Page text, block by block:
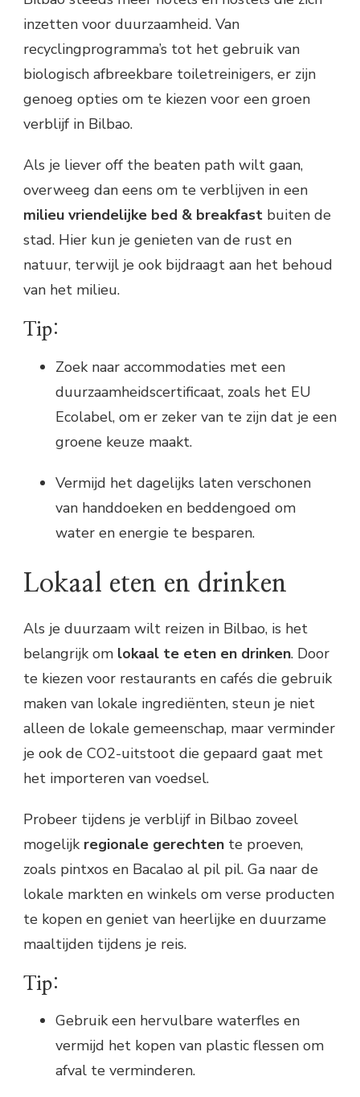
inzetten voor duurzaamheid. Van
recyclingprogramma’s tot het gebruik van
biologisch afbreekbare toiletreinigers, er zijn
genoeg opties om te kiezen voor een groen
verblijf in Bilbao.
Als je liever off the beaten path wilt gaan,
overweeg dan eens om te verblijven in een
milieu vriendelijke bed & breakfast buiten de
stad. Hier kun je genieten van de rust en
natuur, terwijl je ook bijdraagt aan het behoud
van het milieu.
Tip:
Zoek naar accommodaties met een
duurzaamheidscertificaat, zoals het EU
Ecolabel, om er zeker van te zijn dat je een
groene keuze maakt.
Vermijd het dagelijks laten verschonen
van handdoeken en beddengoed om
water en energie te besparen.
Lokaal eten en drinken
Als je duurzaam wilt reizen in Bilbao, is het
belangrijk om lokaal te eten en drinken. Door
te kiezen voor restaurants en cafés die gebruik
maken van lokale ingrediënten, steun je niet
alleen de lokale gemeenschap, maar verminder
je ook de CO2-uitstoot die gepaard gaat met
het importeren van voedsel.
Probeer tijdens je verblijf in Bilbao zoveel
mogelijk regionale gerechten te proeven,
zoals pintxos en Bacalao al pil pil. Ga naar de
lokale markten en winkels om verse producten
te kopen en geniet van heerlijke en duurzame
maaltijden tijdens je reis.
Tip:
Gebruik een hervulbare waterfles en
vermijd het kopen van plastic flessen om
afval te verminderen.